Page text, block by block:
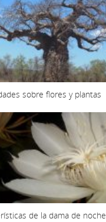
sobre flores y plantas
de la dama de noche